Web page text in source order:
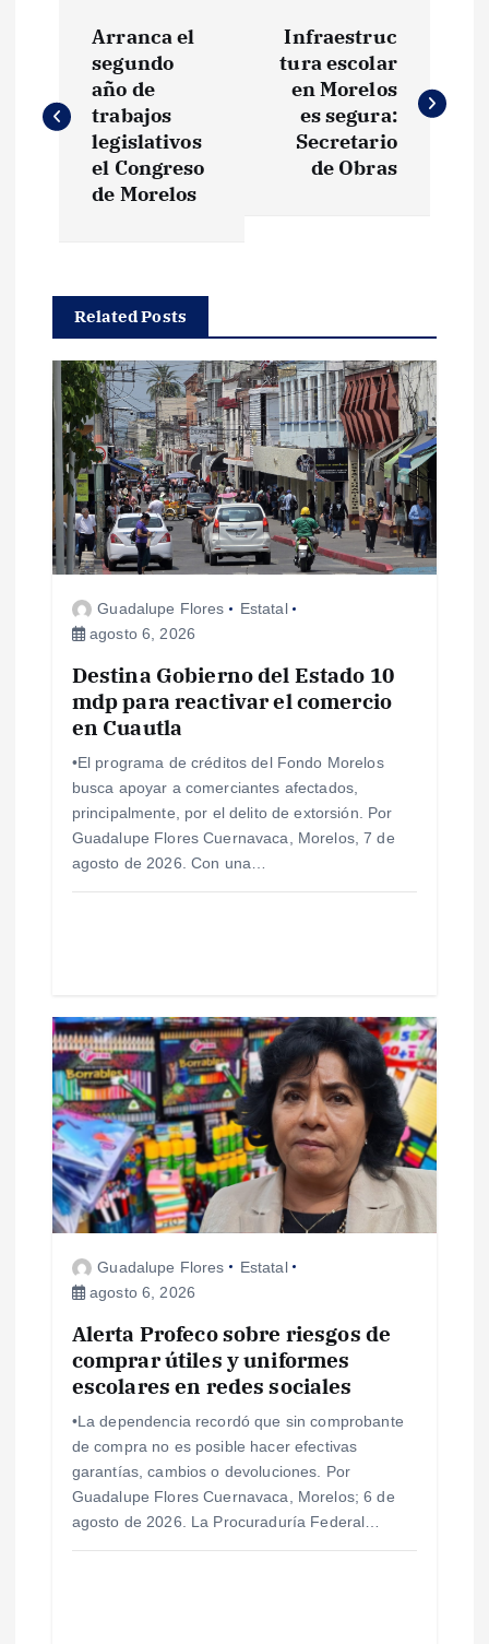
v
a
c
ó
n
d
s
Arranca el
segundo
año de
trabajos
legislativos
el Congreso
de Morelos
Infraestruc
tura escolar
en Morelos
es segura:
Secretario
de Obras
Related Posts
Guadalupe Flores
Estatal
agosto 6, 2026
Destina Gobierno del Estado 10
mdp para reactivar el comercio
en Cuautla
•El programa de créditos del Fondo Morelos
busca apoyar a comerciantes afectados,
principalmente, por el delito de extorsión. Por
Guadalupe Flores Cuernavaca, Morelos, 7 de
agosto de 2026. Con una…
Guadalupe Flores
Estatal
agosto 6, 2026
Alerta Profeco sobre riesgos de
comprar útiles y uniformes
escolares en redes sociales
•La dependencia recordó que sin comprobante
de compra no es posible hacer efectivas
garantías, cambios o devoluciones. Por
Guadalupe Flores Cuernavaca, Morelos; 6 de
agosto de 2026. La Procuraduría Federal…